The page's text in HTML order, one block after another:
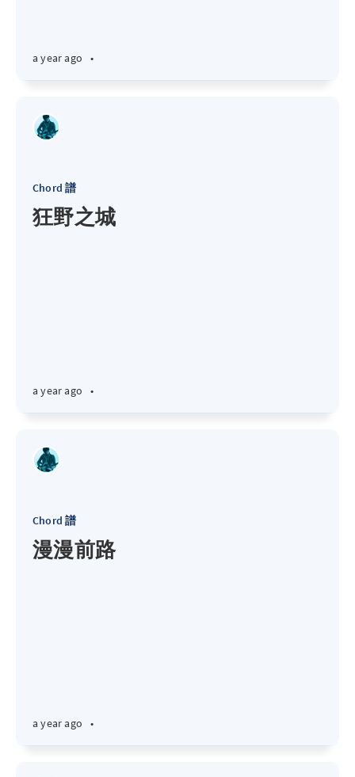
a year ago •
Chord 譜
狂野之城
a year ago •
Chord 譜
漫漫前路
a year ago •